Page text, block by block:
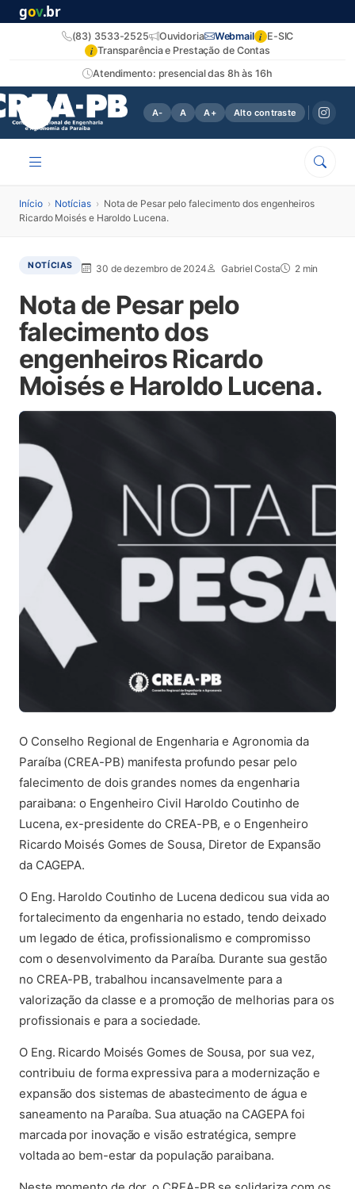
gov.br
Atendimento: presencial das 8h às 16h
(83) 3533-2525 Ouvidoria Webmail i E-SIC
i Transparência e Prestação de Contas
A- A A+ Alto contraste
Início › Notícias › Nota de Pesar pelo falecimento dos engenheiros
Ricardo Moisés e Haroldo Lucena.
NOTÍCIAS 30 de dezembro de 2024 Gabriel Costa 2 min
Nota de Pesar pelo
falecimento dos
engenheiros Ricardo
Moisés e Haroldo Lucena.
O Conselho Regional de Engenharia e Agronomia da
Paraíba (CREA-PB) manifesta profundo pesar pelo
falecimento de dois grandes nomes da engenharia
paraibana: o Engenheiro Civil Haroldo Coutinho de
Lucena, ex-presidente do CREA-PB, e o Engenheiro
Ricardo Moisés Gomes de Sousa, Diretor de Expansão
da CAGEPA.
O Eng. Haroldo Coutinho de Lucena dedicou sua vida ao
fortalecimento da engenharia no estado, tendo deixado
um legado de ética, profissionalismo e compromisso
com o desenvolvimento da Paraíba. Durante sua gestão
no CREA-PB, trabalhou incansavelmente para a
valorização da classe e a promoção de melhorias para os
profissionais e para a sociedade.
O Eng. Ricardo Moisés Gomes de Sousa, por sua vez,
contribuiu de forma expressiva para a modernização e
expansão dos sistemas de abastecimento de água e
saneamento na Paraíba. Sua atuação na CAGEPA foi
marcada por inovação e visão estratégica, sempre
voltada ao bem-estar da população paraibana.